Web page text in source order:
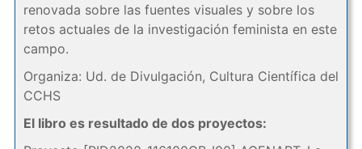
renovada sobre las fuentes visuales y sobre los
retos actuales de la investigación feminista en este
campo.
Organiza: Ud. de Divulgación, Cultura Científica del
CCHS
El libro es resultado de dos proyectos: